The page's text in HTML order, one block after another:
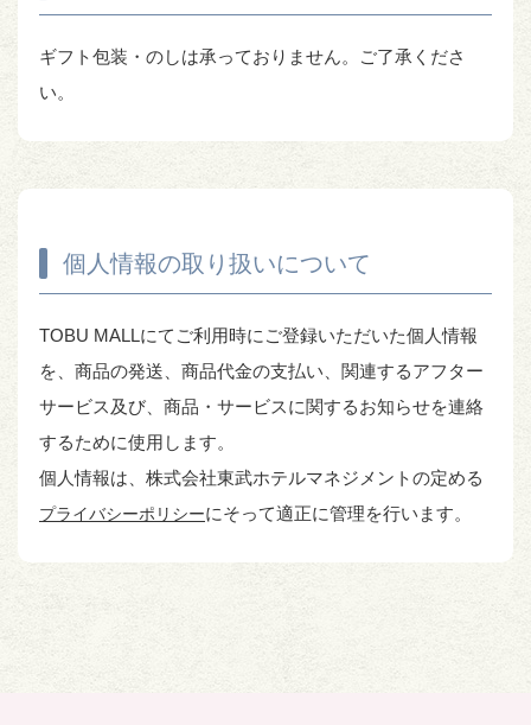
ギフト包装・のしは承っておりません。ご了承くださ
い。
個人情報の取り扱いについて
TOBU MALLにてご利用時にご登録いただいた個人情報
を、商品の発送、商品代金の支払い、関連するアフター
サービス及び、商品・サービスに関するお知らせを連絡
するために使用します。
個人情報は、株式会社東武ホテルマネジメントの定める
プライバシーポリシーにそって適正に管理を行います。